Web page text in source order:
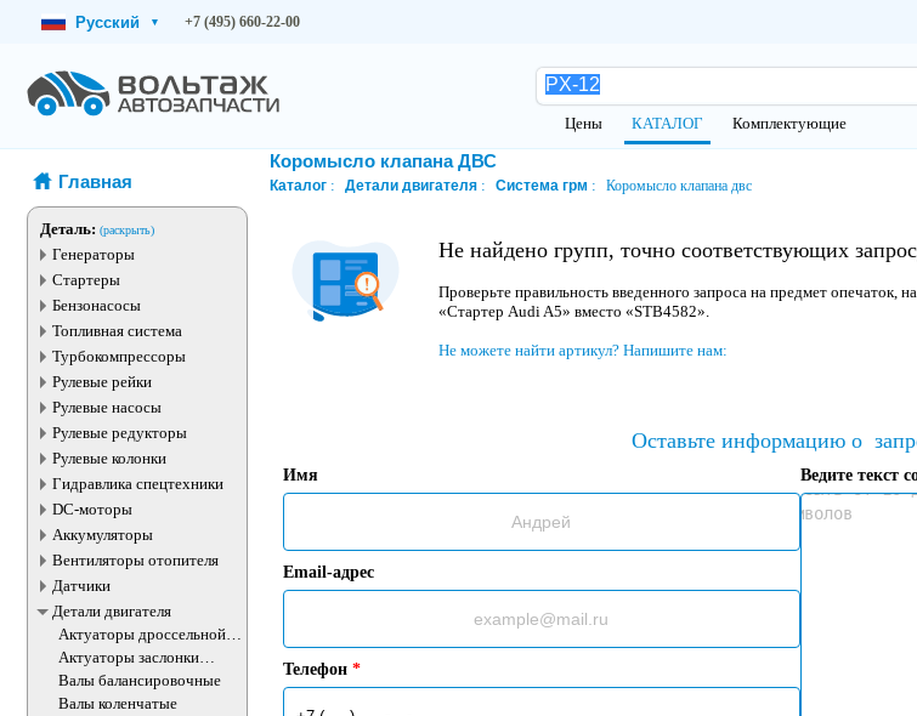
Русский ▾ +7 (495) 660-22-00
Цены КАТАЛОГ Комплектующие
Главная
Деталь: (раскрыть)
Генераторы
Стартеры
Бензонасосы
Топливная система
Турбокомпрессоры
Рулевые рейки
Рулевые насосы
Рулевые редукторы
Рулевые колонки
Гидравлика спецтехники
DC-моторы
Аккумуляторы
Вентиляторы отопителя
Датчики
Детали двигателя
Актуаторы дроссельной
заслонки
Актуаторы заслонки
впускного коллектора
Валы балансировочные
Валы коленчатые
Коромысло клапана ДВС
Каталог Детали двигателя Система грм Коромысло клапана двс
Не найдено групп, точно соответствующих
Проверьте правильность введенного запроса на предмет опечаток,
«Стартер Audi A5» вместо «STB4582».
Не можете найти артикул? Напишите нам:
Оставьте информацию о
Имя
Email-адрес
Телефон *
Ведите текст